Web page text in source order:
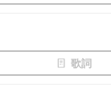
歌詞